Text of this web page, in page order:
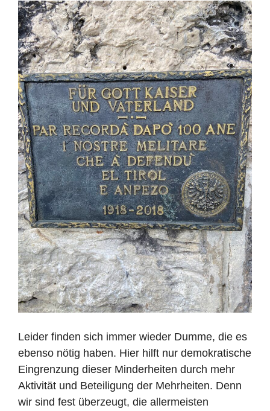
Leider finden sich immer wieder Dumme, die es
ebenso nötig haben. Hier hilft nur demokratische
Eingrenzung dieser Minderheiten durch mehr
Aktivität und Beteiligung der Mehrheiten. Denn
wir sind fest überzeugt, die allermeisten